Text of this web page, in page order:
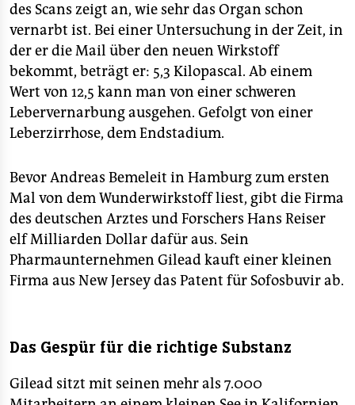
des Scans zeigt an, wie sehr das Organ schon
vernarbt ist. Bei einer Untersuchung in der Zeit, in
der er die Mail über den neuen Wirkstoff
bekommt, beträgt er: 5,3 Kilopascal. Ab einem
Wert von 12,5 kann man von einer schweren
Lebervernarbung ausgehen. Gefolgt von einer
Leberzirrhose, dem Endstadium.
Bevor Andreas Bemeleit in Hamburg zum ersten
Mal von dem Wunderwirkstoff liest, gibt die Firma
des deutschen Arztes und Forschers Hans Reiser
elf Milliarden Dollar dafür aus. Sein
Pharmaunternehmen Gilead kauft einer kleinen
Firma aus New Jersey das Patent für Sofosbuvir ab.
Das Gespür für die richtige Substanz
Gilead sitzt mit seinen mehr als 7.000